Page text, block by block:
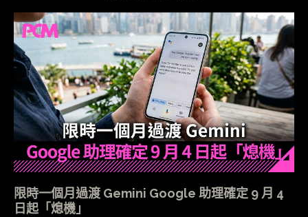
限時一個月過渡 Gemini Google 助理確定 9 月 4
日起「熄機」